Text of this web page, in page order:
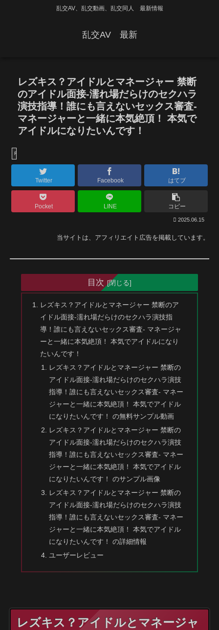
乱交AV、乱交動画、乱交同人 最新情報
乱交AV 最新
レズキス？アイドルとマネージャー 禁断
のアイドル面接-濡れ場だらけのセクハラ
演技指導！誰にも言えないセックス審査-
マネージャーと一緒に本気絶頂！ 本気で
アイドルになりたいんです！
FANZA
Twitter Facebook はてブ
Pocket LINE コピー
2025.06.15
当サイトは、アフィリエイト広告を掲載しています。
目次
レズキス？アイドルとマネージャー 禁断のア
イドル面接-濡れ場だらけのセクハラ演技指
導！誰にも言えないセックス審査- マネージャ
ーと一緒に本気絶頂！ 本気でアイドルになり
たいんです！
レズキス？アイドルとマネージャー 禁断の
アイドル面接-濡れ場だらけのセクハラ演技
指導！誰にも言えないセックス審査- マネー
ジャーと一緒に本気絶頂！ 本気でアイドル
になりたいんです！ の無料サンプル動画
レズキス？アイドルとマネージャー 禁断の
アイドル面接-濡れ場だらけのセクハラ演技
指導！誰にも言えないセックス審査- マネー
ジャーと一緒に本気絶頂！ 本気でアイドル
になりたいんです！ のサンプル画像
レズキス？アイドルとマネージャー 禁断の
アイドル面接-濡れ場だらけのセクハラ演技
指導！誰にも言えないセックス審査- マネー
ジャーと一緒に本気絶頂！ 本気でアイドル
になりたいんです！ の詳細情報
ユーザーレビュー
レズキス？アイドルとマネージャ